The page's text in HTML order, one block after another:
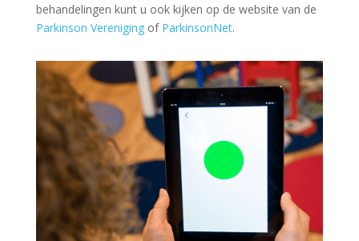
behandelingen kunt u ook kijken op de website van de
Parkinson Verenigingof ParkinsonNet.